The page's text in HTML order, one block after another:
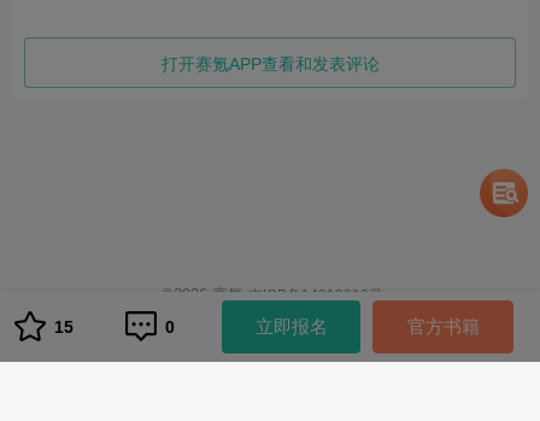
打开赛氪APP查看和发表评论
队伍管理
15 0 立即报名 官方书籍
©2026 赛氪 京ICP备14013810号